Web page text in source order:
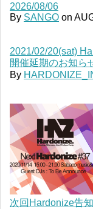
2026/08/06
By SANGO on
2021/02/20(sat)
開催延期のお知ら
By
次回Hardonize告